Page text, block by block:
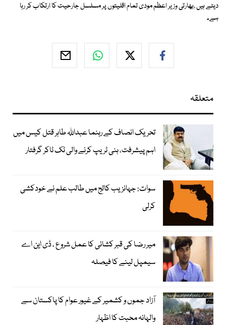
دیتے ہیں ،بھارتی وزیر اعظم مودی تمام اقلیتوں پر مسلسل جارحیت کا ارتکاب کر رہا
ہے۔
متعلقہ
تحریک انصاف کے رہنما عبداللہ طاہر قتل کیس میں
اہم پیشرفت، ہنی ٹریپ کرنے والی ٹک ٹاکر گرفتار
سوات: جہانزیب کالج میں طالب علم نے خودکشی
کرلی
میر رضا کی قبر کشائی کا عمل شروع ، ڈی این اے
سیمپل لینے کا فیصلہ
آزاد جموں و کشمیر کے غیور عوام کا پاکستان سے
والہانہ محبت کا اظہار